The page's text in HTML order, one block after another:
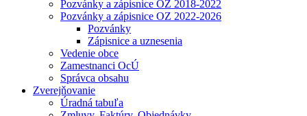
Pozvánky a zápisnice OZ 2018-2022
Pozvánky a zápisnice OZ 2022-2026
Pozvánky
Zápisnice a uznesenia
Vedenie obce
Zamestnanci OcÚ
Správca obsahu
Zverejňovanie
Úradná tabuľa